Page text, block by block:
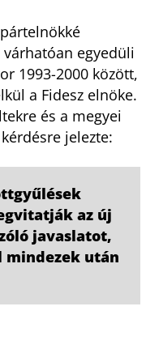
egyedüli
1993-2000 között,
a Fidesz elnöke.
és a megyei
jelezte:
az új
javaslatot,
mindezek után